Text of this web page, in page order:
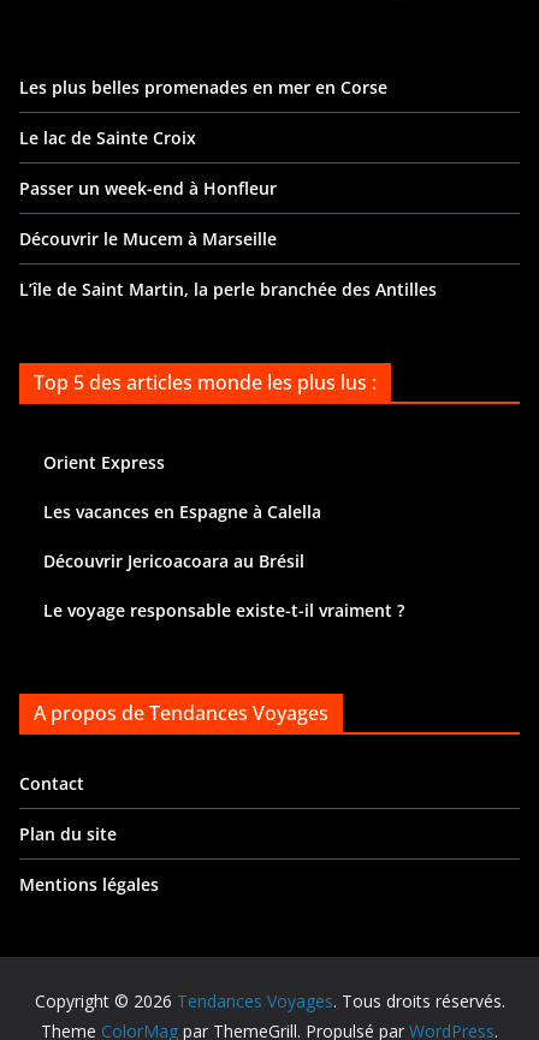
Les plus belles promenades en mer en Corse
Le lac de Sainte Croix
Passer un week-end à Honfleur
Découvrir le Mucem à Marseille
L’île de Saint Martin, la perle branchée des Antilles
Top 5 des articles monde les plus lus :
Orient Express
Les vacances en Espagne à Calella
Découvrir Jericoacoara au Brésil
Le voyage responsable existe-t-il vraiment ?
A propos de Tendances Voyages
Contact
Plan du site
Mentions légales
Copyright © 2026 Tendances Voyages. Tous droits réservés.
Theme ColorMag par ThemeGrill. Propulsé par WordPress.